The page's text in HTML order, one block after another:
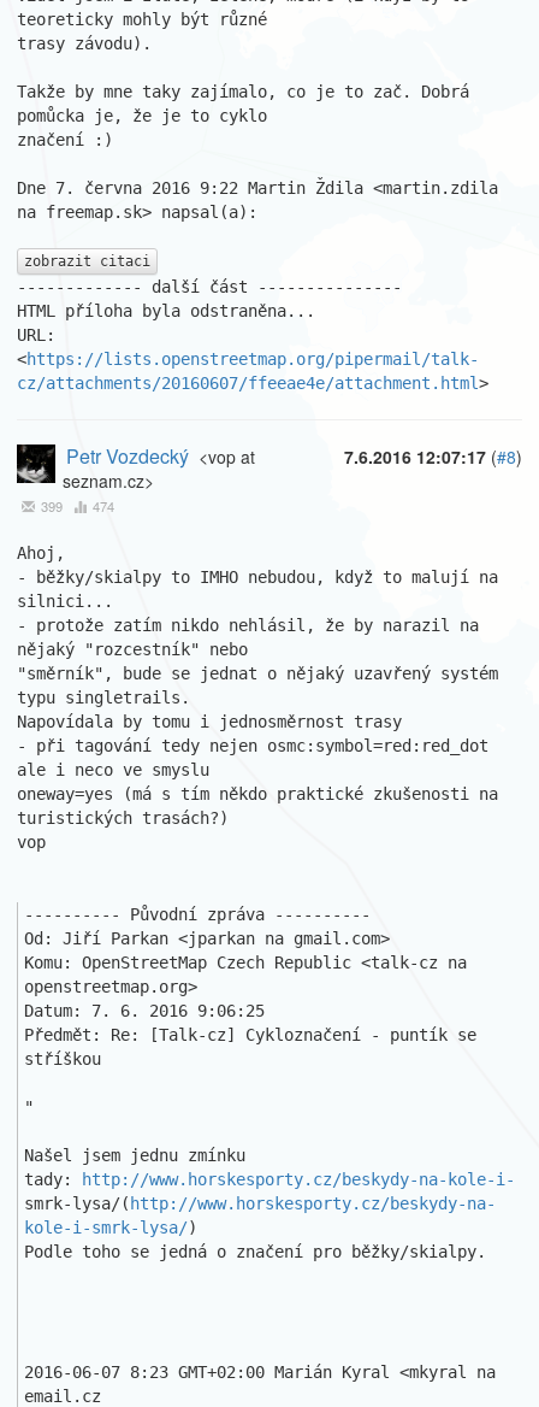
teoreticky mohly být různé
trasy závodu).
Takže by mne taky zajímalo, co je to zač. Dobrá
pomůcka je, že je to cyklo
značení :)
Dne 7. června 2016 9:22 Martin Ždila <martin.zdila
na freemap.sk> napsal(a):
zobrazit citaci
------------- další část ---------------
HTML příloha byla odstraněna...
URL:
<https://lists.openstreetmap.org/pipermail/talk-
cz/attachments/20160607/ffeeae4e/attachment.html>
7.6.2016 12:07:17 (#8)
Petr Vozdecký <vop at
seznam.cz>
399 474
Ahoj,
- běžky/skialpy to IMHO nebudou, když to malují na
silnici...
- protože zatím nikdo nehlásil, že by narazil na
nějaký "rozcestník" nebo
"směrník", bude se jednat o nějaký uzavřený systém
typu singletrails.
Napovídala by tomu i jednosměrnost trasy
- při tagování tedy nejen osmc:symbol=red:red_dot
ale i neco ve smyslu
oneway=yes (má s tím někdo praktické zkušenosti na
turistických trasách?)
vop
---------- Původní zpráva ----------
Od: Jiří Parkan <jparkan na gmail.com>
Komu: OpenStreetMap Czech Republic <talk-cz na
openstreetmap.org>
Datum: 7. 6. 2016 9:06:25
Předmět: Re: [Talk-cz] Cykloznačení - puntík se
stříškou
"
Našel jsem jednu zmínku
tady:
http://www.horskesporty.cz/beskydy-na-kole-i-
smrk-lysa/( http://www.horskesporty.cz/beskydy-na-
kole-i-smrk-lysa/)
Podle toho se jedná o značení pro běžky/skialpy.
2016-06-07 8:23 GMT+02:00 Marián Kyral <mkyral na
email.cz